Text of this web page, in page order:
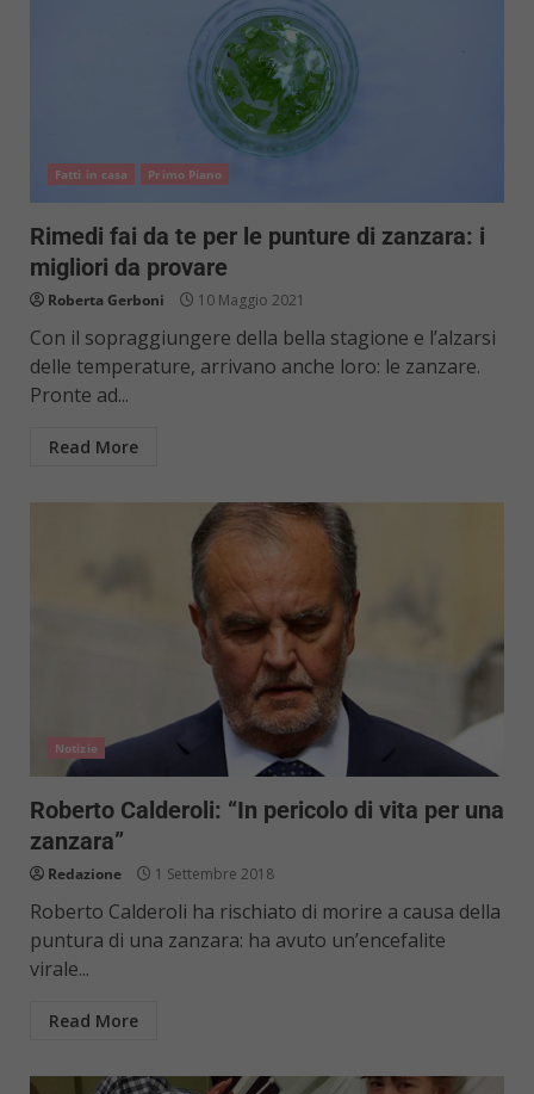
Fatti in casa Primo Piano
Rimedi fai da te per le punture di zanzara: i
migliori da provare
Roberta Gerboni 10 Maggio 2021
Con il sopraggiungere della bella stagione e l’alzarsi
delle temperature, arrivano anche loro: le zanzare.
Pronte ad...
Read More
Notizie
Roberto Calderoli: “In pericolo di vita per una
zanzara”
Redazione 1 Settembre 2018
Roberto Calderoli ha rischiato di morire a causa della
puntura di una zanzara: ha avuto un’encefalite
virale...
Read More